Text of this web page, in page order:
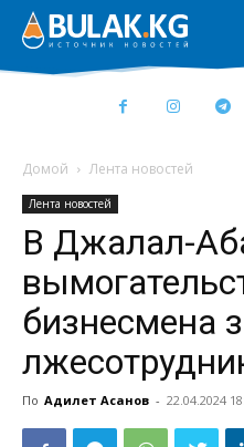
Домой Лента новостей
Лента новостей
В Джалал-
бизнесмена
По Адилет Асанов - 22.04.2024